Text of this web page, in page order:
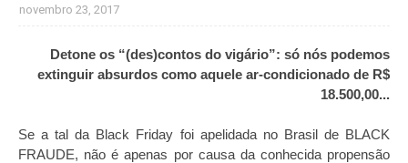
novembro 23, 2017
Detone os “(des)contos do vigário”: só nós podemos
extinguir absurdos como aquele ar-condicionado de R$
18.500,00...
Se a tal da Black Friday foi apelidada no Brasil de BLACK
FRAUDE, não é apenas por causa da conhecida propensão